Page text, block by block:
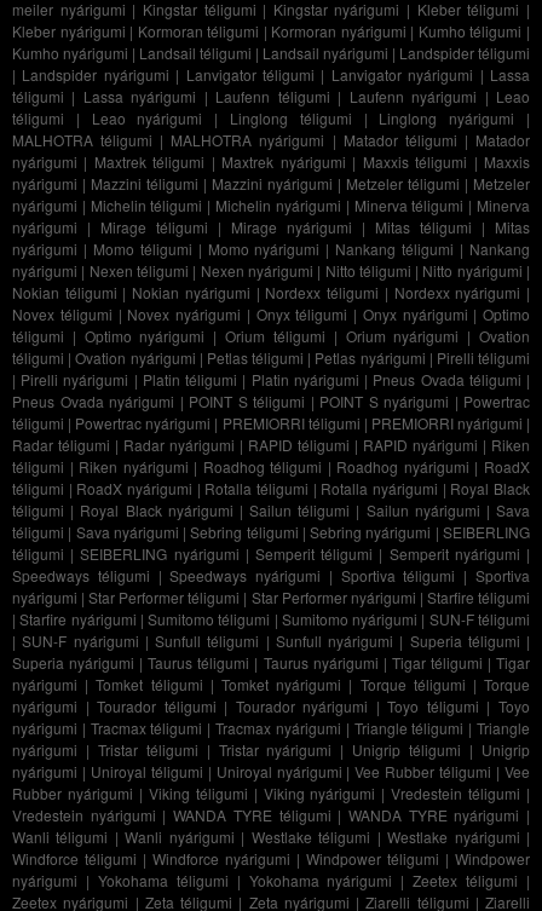
meiler nyárigumi | Kingstar téligumi | Kingstar nyárigumi | Kleber téligumi |
Kleber nyárigumi | Kormoran téligumi | Kormoran nyárigumi | Kumho téligumi |
Kumho nyárigumi | Landsail téligumi | Landsail nyárigumi | Landspider téligumi
| Landspider nyárigumi | Lanvigator téligumi | Lanvigator nyárigumi | Lassa
téligumi | Lassa nyárigumi | Laufenn téligumi | Laufenn nyárigumi | Leao
téligumi | Leao nyárigumi | Linglong téligumi | Linglong nyárigumi |
MALHOTRA téligumi | MALHOTRA nyárigumi | Matador téligumi | Matador
nyárigumi | Maxtrek téligumi | Maxtrek nyárigumi | Maxxis téligumi | Maxxis
nyárigumi | Mazzini téligumi | Mazzini nyárigumi | Metzeler téligumi | Metzeler
nyárigumi | Michelin téligumi | Michelin nyárigumi | Minerva téligumi | Minerva
nyárigumi | Mirage téligumi | Mirage nyárigumi | Mitas téligumi | Mitas
nyárigumi | Momo téligumi | Momo nyárigumi | Nankang téligumi | Nankang
nyárigumi | Nexen téligumi | Nexen nyárigumi | Nitto téligumi | Nitto nyárigumi |
Nokian téligumi | Nokian nyárigumi | Nordexx téligumi | Nordexx nyárigumi |
Novex téligumi | Novex nyárigumi | Onyx téligumi | Onyx nyárigumi | Optimo
téligumi | Optimo nyárigumi |Orium téligumi | Orium nyárigumi |Ovation
téligumi |Ovation nyárigumi | Petlas téligumi | Petlas nyárigumi | Pirelli téligumi
| Pirelli nyárigumi | Platin téligumi | Platin nyárigumi | Pneus Ovada téligumi |
Pneus Ovada nyárigumi | POINT S téligumi | POINT S nyárigumi | Powertrac
téligumi | Powertrac nyárigumi | PREMIORRI téligumi | PREMIORRI nyárigumi |
Radar téligumi | Radar nyárigumi | RAPID téligumi | RAPID nyárigumi | Riken
téligumi | Riken nyárigumi | Roadhog téligumi | Roadhog nyárigumi | RoadX
téligumi | RoadX nyárigumi | Rotalla téligumi | Rotalla nyárigumi | Royal Black
téligumi | Royal Black nyárigumi |Sailun téligumi | Sailun nyárigumi |Sava
téligumi | Sava nyárigumi |Sebring téligumi |Sebring nyárigumi |SEIBERLING
téligumi |SEIBERLING nyárigumi |Semperit téligumi | Semperit nyárigumi |
Speedways téligumi |Speedways nyárigumi | Sportiva téligumi |Sportiva
nyárigumi |Star Performer téligumi | Star Performer nyárigumi | Starfire téligumi
|Starfire nyárigumi |Sumitomo téligumi | Sumitomo nyárigumi | SUN-F téligumi
|SUN-F nyárigumi | Sunfull téligumi | Sunfull nyárigumi | Superia téligumi |
Superia nyárigumi |Taurus téligumi | Taurus nyárigumi | Tigar téligumi |Tigar
nyárigumi |Tomket téligumi | Tomket nyárigumi | Torque téligumi |Torque
nyárigumi |Tourador téligumi | Tourador nyárigumi |Toyo téligumi |Toyo
nyárigumi | Tracmax téligumi |Tracmax nyárigumi | Triangle téligumi |Triangle
nyárigumi | Tristar téligumi | Tristar nyárigumi | Unigrip téligumi | Unigrip
nyárigumi | Uniroyal téligumi | Uniroyal nyárigumi |Vee Rubber téligumi |Vee
Rubber nyárigumi | Viking téligumi | Viking nyárigumi |Vredestein téligumi |
Vredestein nyárigumi |WANDA TYRE téligumi | WANDA TYRE nyárigumi |
Wanli téligumi |Wanli nyárigumi | Westlake téligumi |Westlake nyárigumi |
Windforce téligumi | Windforce nyárigumi | Windpower téligumi | Windpower
nyárigumi | Yokohama téligumi | Yokohama nyárigumi |Zeetex téligumi |
Zeetex nyárigumi | Zeta téligumi | Zeta nyárigumi |Ziarelli téligumi | Ziarelli